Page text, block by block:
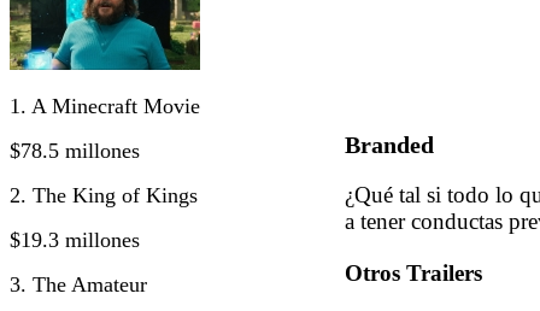
1. A Minecraft Movie
$78.5 millones
2. The King of Kings
$19.3 millones
3. The Amateur
Branded
¿Qué tal si todo lo
a tener conductas
Otros Trailers